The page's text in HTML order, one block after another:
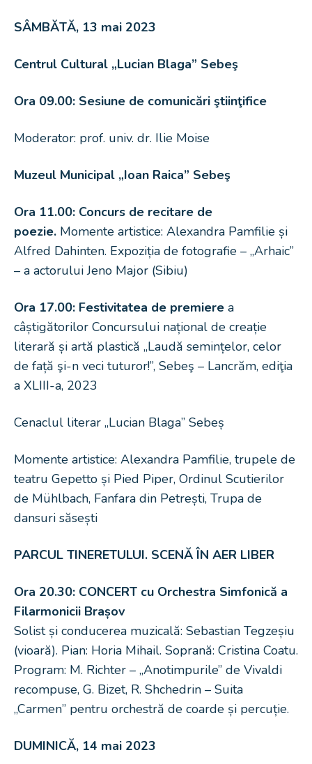
SÂMBĂTĂ, 13 mai 2023
Centrul Cultural „Lucian Blaga” Sebeş
Ora 09.00: Sesiune de comunicări ştiinţifice
Moderator: prof. univ. dr. Ilie Moise
Muzeul Municipal „Ioan Raica” Sebeş
Ora 11.00: Concurs de recitare de
poezie. Momente artistice: Alexandra Pamfilie și
Alfred Dahinten. Expoziția de fotografie – „Arhaic”
– a actorului Jeno Major (Sibiu)
Ora 17.00: Festivitatea de premiere a
câștigătorilor Concursului național de creație
literară și artă plastică „Laudă semințelor, celor
de față şi-n veci tuturor!”, Sebeş – Lancrăm, ediţia
a XLIII-a, 2023
Cenaclul literar „Lucian Blaga” Sebeș
Momente artistice: Alexandra Pamfilie, trupele de
teatru Gepetto și Pied Piper, Ordinul Scutierilor
de Mühlbach, Fanfara din Petrești, Trupa de
dansuri săsești
PARCUL TINERETULUI. SCENĂ ÎN AER LIBER
Ora 20.30: CONCERT cu Orchestra Simfonică a
Filarmonicii Brașov
Solist și conducerea muzicală: Sebastian Tegzeșiu
(vioară). Pian: Horia Mihail. Soprană: Cristina Coatu.
Program: M. Richter – „Anotimpurile” de Vivaldi
recompuse, G. Bizet, R. Shchedrin – Suita
„Carmen” pentru orchestră de coarde și percuție.
DUMINICĂ, 14 mai 2023